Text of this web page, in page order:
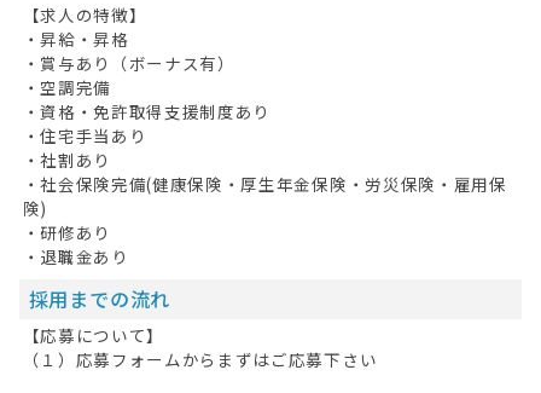
【求人の特徴】
・昇給・昇格
・賞与あり（ボーナス有）
・空調完備
・資格・免許取得支援制度あり
・住宅手当あり
・社割あり
・社会保険完備(健康保険・厚生年金保険・労災保険・雇用保
険)
・研修あり
・退職金あり
採用までの流れ
【応募について】
（１）応募フォームからまずはご応募下さい